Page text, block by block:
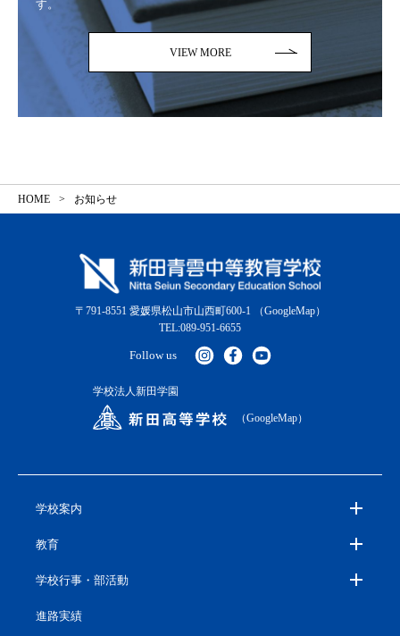
す。
VIEW MORE
HOME お知らせ
〒791-8551 愛媛県松山市山西町600-1
（GoogleMap）
TEL:089-951-6655
Follow us
学校法人新田学園
（GoogleMap）
学校案内
教育
学校行事・部活動
進路実績